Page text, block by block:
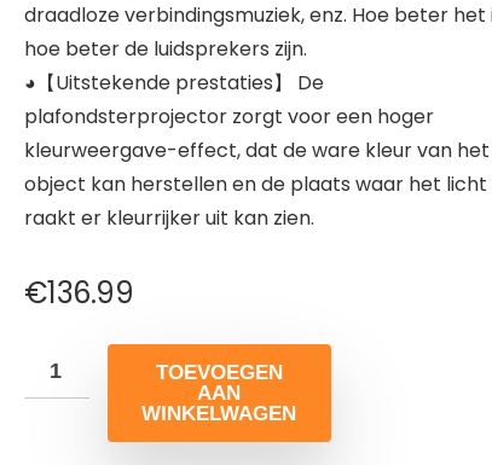
draadloze verbindingsmuziek, enz. Hoe beter het
hoe beter de luidsprekers zijn.
◕【Uitstekende prestaties】 De
plafondsterprojector zorgt voor een hoger
kleurweergave-effect, dat de ware kleur van het
object kan herstellen en de plaats waar het licht
raakt er kleurrijker uit kan zien.
€136.99
TOEVOEGEN
AAN
WINKELWAGEN